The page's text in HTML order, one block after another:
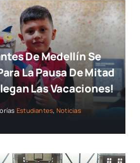
De Medellín Se
La Pausa De Mitad
Las Vacaciones!
Estudiantes, Noticias